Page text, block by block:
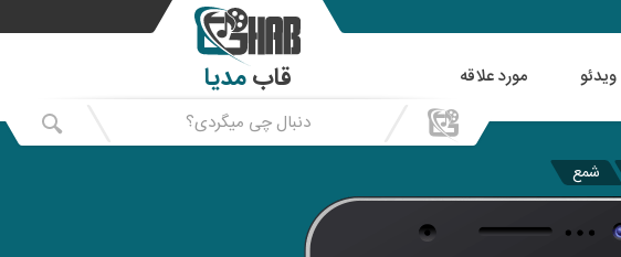
ویدئو مورد علاقه قابمدیا
شمع